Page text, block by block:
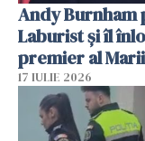
Andy
Laburist și îl
premier al
17 IULIE 2026